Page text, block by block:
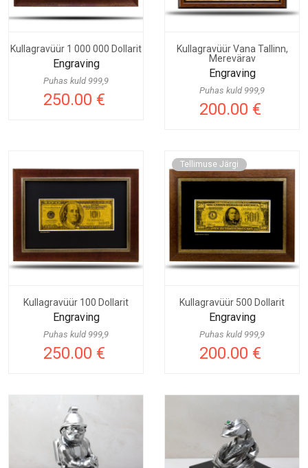
Kullagravüür 1 000 000 Dollarit
Engraving
Puhas kuld 999,9
250.00 €
Kullagravüür Vana Tallinn,
Merevärav
Engraving
Puhas kuld 999,9
200.00 €
Kullagravüür 100 Dollarit
Engraving
Puhas kuld 999,9
250.00 €
Tellimuse Järgi
Kullagravüür 500 Dollarit
Engraving
Puhas kuld 999,9
200.00 €